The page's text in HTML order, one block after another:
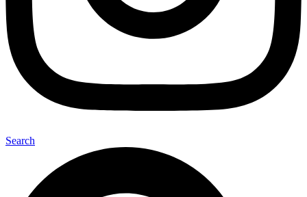
Search